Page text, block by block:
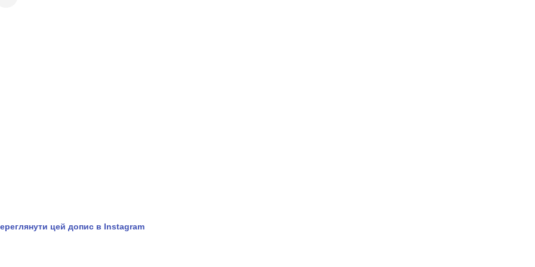
цей допис в Instagram